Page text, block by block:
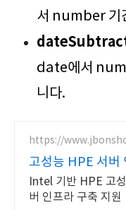
서 number 기
date에서
니다.
https://
고성능 HPE 서버
Intel 기반 HPE 고
버 인프라 구축 지